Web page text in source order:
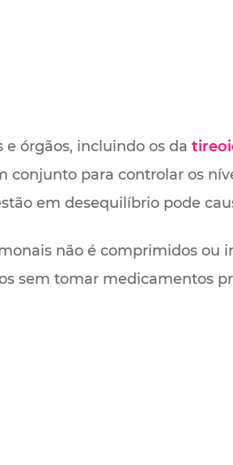
órgãos, incluindo os da
conjunto para controlar os
em desequilíbrio pode
não é comprimidos ou
sem tomar medicamentos